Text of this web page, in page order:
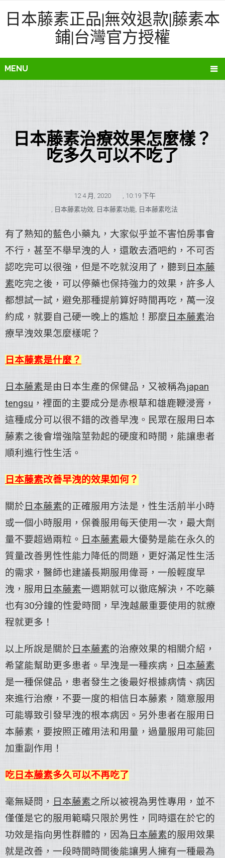
日本藤素正品|無效退款|藤素本
鋪|台灣官方授權
MENU
日本藤素治療效果怎麼樣？
吃多久可以不吃了
12 4 月, 2020 , 10:19 下午
, 日本藤素功效, 日本藤素功能, 日本藤素吃法
有了熟知的藍色小藥丸，大家似乎並不害怕房事會
不行，甚至不舉早洩的人，還敢去酒吧約，不可否
認吃完可以很強，但是不吃就沒用了，聽到 日本藤
素吃完之後，可以停藥也保持強力的效果，許多人
都想試一試，避免那種提前算好時間再吃，萬一沒
約成，就要自己硬一晚上的尷尬！那麼 日本藤素治
療早洩效果怎麼樣呢？
日本藤素是什麼？
日本藤素是由日本生產的保健品，又被稱為japan
tengsu ，裡面的主要成分是赤根草和雄鹿鞭浸膏，
這種成分可以很不錯的改善早洩。民眾在服用日本
藤素之後會增強陰莖勃起的硬度和時間，能讓患者
順利進行性生活。
日本藤素改善早洩的效果如何？
關於 日本藤素的正確服用方法是，性生活前半小時
或一個小時服用，保養服用每天使用一次，最大劑
量不要超過兩粒。 日本藤素最大優勢是能在永久的
質量改善男性性能力降低的問題，更好滿足性生活
的需求，醫師也建議長期服用偉哥，一般輕度早
洩，服用 日本藤素一週期就可以徹底解決，不吃藥
也有30分鐘的性愛時間，早洩越嚴重要使用的就療
程就更多！
以上所說是關於 日本藤素的治療效果的相關介紹，
希望能幫助更多患者。早洩是一種疾病， 日本藤素
是一種保健品，患者發生之後最好根據病情、病因
來進行治療，不要一度的相信日本藤素，隨意服用
可能導致引發早洩的根本病因。另外患者在服用日
本藤素，要按照正確用法和用量，過量服用可能回
加重副作用！
吃 日本藤素多久可以不再吃了
毫無疑問， 日本藤素之所以被視為男性專用，並不
僅僅是它的服用範疇只限於男性，同時還在於它的
功效是指向男性群體的，因為 日本藤素的服用效果
就是改善，一段時間時間後能讓男人擁有一種最為